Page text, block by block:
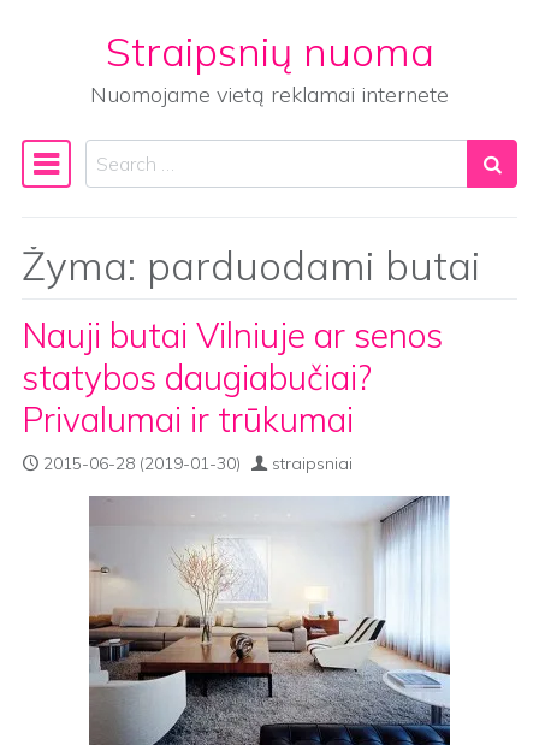
Straipsnių nuoma
Nuomojame vietą reklamai internete
Main Navigation
Search
Žyma: parduodami butai
Nauji butai Vilniuje ar senos
statybos daugiabučiai?
Privalumai ir trūkumai
2015-06-28 (2019-01-30) straipsniai